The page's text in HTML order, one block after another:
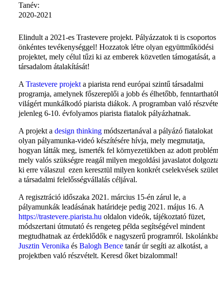
Tanév:
2020-2021
Elindult a 2021-es Trastevere projekt. Pályázzatok ti is csoportos
önkéntes tevékenységgel! Hozzatok létre olyan együttműködési
projektet, mely célul tűzi ki az emberek közvetlen támogatását, a
társadalom átalakítását!
A Trastevere projekt a piarista rend európai szintű társadalmi
programja, amelynek főszereplői a jobb és élhetőbb,
világért munkálkodó piarista diákok. A programban való
jelenleg 6-10. évfolyamos piarista fiatalok pályázhatnak.
A projekt a design thinking módszertanával a pályázó fiatalokat
olyan pályamunka-videó készítésére hívja, mely megmutatja,
hogyan látták meg, ismerték fel környezetükben az adott
mely valós szükségre reagál milyen megoldási javaslatot
ki erre válaszul ezen keresztül milyen konkrét cselekvések
a társadalmi felelősségvállalás céljával.
A regisztráció időszaka 2021. március 15-én zárul le, a
pályamunkák leadásának határideje pedig 2021. május 16. A
https://trastevere.piarista.hu oldalon videók, tájékoztató füzet,
módszertani útmutató és rengeteg példa segítségével mindent
megtudhatnak az érdeklődők e nagyszerű programról.
Jusztin Veronika és Balogh Bence tanár úr segíti az alkotást, a
projektben való részvételt. Keresd őket bizalommal!